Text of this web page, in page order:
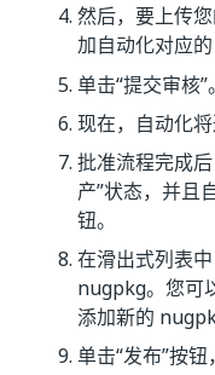
然后，要上传
加自动化对应的
单击“提交审核”。
现在，自动化
批准流程完成
产”状态，并且
钮。
在滑出式列表
nugpkg。您可
添加新的
单击“发布”按